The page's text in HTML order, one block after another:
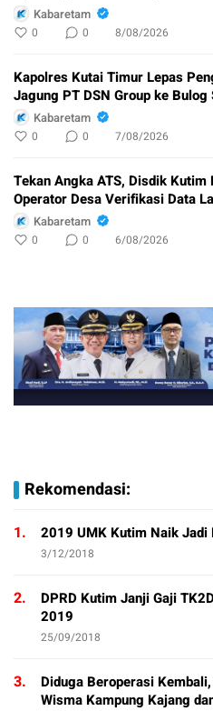
Kabaretam
0 0 8/08/2026
Kapolres Kutai Timur Lepas
Jagung PT DSN Group ke Bulog
Kabaretam
0 0 7/08/2026
Tekan Angka ATS, Disdik Kutim
Operator Desa Verifikasi Data
Kabaretam
0 0 6/08/2026
Rekomendasi:
1. 2019 UMK Kutim Naik Jadi
3/12/2018
2.
DPRD Kutim Janji Gaji
2019
25/09/2018
3.
Diduga Beroperasi
Wisma Kampung Kajang